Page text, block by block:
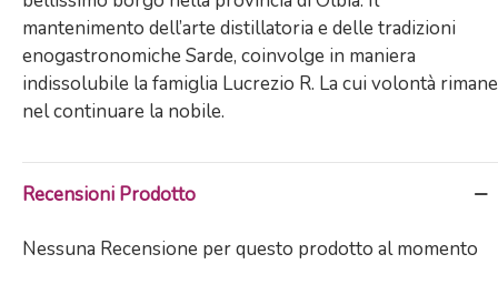
mantenimento dell’arte distillatoria e delle tradizioni
enogastronomiche Sarde, coinvolge in maniera
indissolubile la famiglia Lucrezio R. La cui volontà rimane
nel continuare la nobile.
Recensioni Prodotto
Nessuna Recensione per questo prodotto al momento